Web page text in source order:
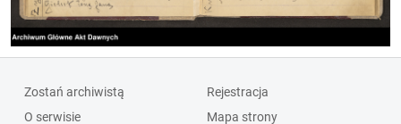
Zostań archiwistą
O serwisie
Rejestracja
Mapa strony